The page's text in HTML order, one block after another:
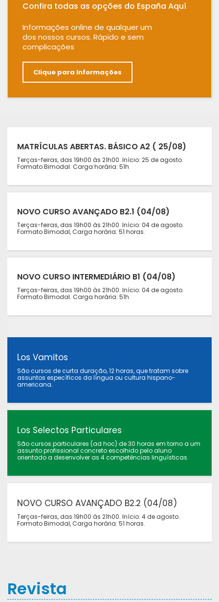
Confira todas as opções do España Aquí
Informações online de qualquer um
dos nossos cursos. Rápido e sem
complicações
Clique para Informações
MATRÍCULAS ABERTAS. BÁSICO A2 ( 25/08)
Terças-feiras, das 19h00 às 21h00. Início: 25 de agosto.
Formato Bimodal. Carga horária: 51h
NOVO CURSO AVANÇADO B2.1 (04/08)
Terças-feiras, das 19h00 às 21h00. Início: 04 de agosto.
Formato Bimodal, Carga horária: 51 horas.
NOVO CURSO INTERMEDIÁRIO B1 (04/08)
Terças-feiras, das 19h00 às 21h00. Início: 04 de agosto.
Formato Bimodal. Carga horária: 51h
Los Vamitos
São cursos de curta duração, 12 horas, que tratam sobre
assuntos específicos da língua ou cultura hispano-
americana.
Los Selectos Particulares
São cursos particulares (ad hoc) de 30 horas em torno a um
assunto profissional concreto escolhido pelo aluno
orientado a desenvolver as 4 competências linguísticas.
NOVO CURSO AVANÇADO B2.2 (04/08)
Terças-feiras, das 19h00 às 21h00. Início: 4 de agosto.
Formato Bimodal, Carga horária: 51 horas.
Revista